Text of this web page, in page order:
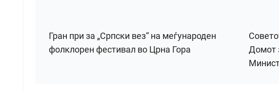
Гран при за „Српски вез“ на меѓународен
фолклорен фестивал во Црна Гора
Домот